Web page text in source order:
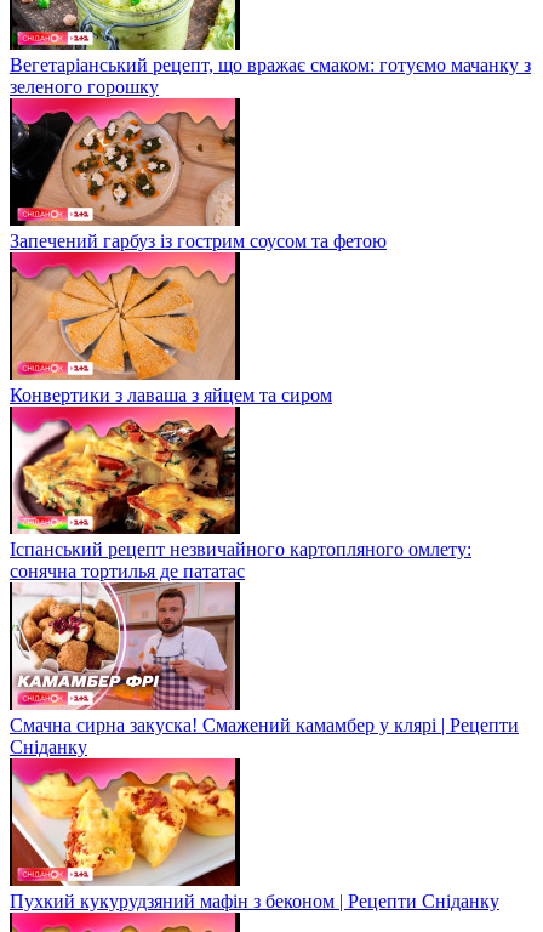
Вегетаріанський рецепт, що вражає смаком: готуємо мачанку з
зеленого горошку
Запечений гарбуз із гострим соусом та фетою
Конвертики з лаваша з яйцем та сиром
Іспанський рецепт незвичайного картопляного омлету:
сонячна тортилья де пататас
Смачна сирна закуска! Смажений камамбер у клярі | Рецепти
Сніданку
Пухкий кукурудзяний мафін з беконом | Рецепти Сніданку